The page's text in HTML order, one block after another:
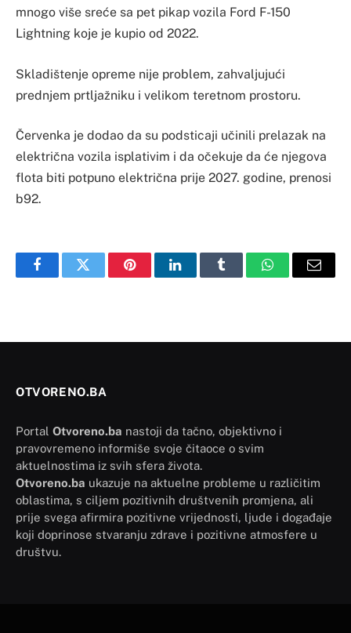
mnogo više sreće sa pet pikap vozila Ford F-150
Lightning koje je kupio od 2022.
Skladištenje opreme nije problem, zahvaljujući
prednjem prtljažniku i velikom teretnom prostoru.
Červenka je dodao da su podsticaji učinili prelazak na
električna vozila isplativim i da očekuje da će njegova
flota biti potpuno električna prije 2027. godine, prenosi
b92.
FacebookTwitter PinterestLinkedInTumblr WhatsAppEmail
OTVORENO.BA
Portal Otvoreno.ba nastoji da tačno, objektivno i
pravovremeno informiše svoje čitaoce o svim
aktuelnostima iz svih sfera života.
Otvoreno.ba ukazuje na aktuelne probleme u različitim
oblastima, s ciljem pozitivnih društvenih promjena, ali
prije svega afirmira pozitivne vrijednosti, ljude i događaje
koji doprinose stvaranju zdrave i pozitivne atmosfere u
društvu.